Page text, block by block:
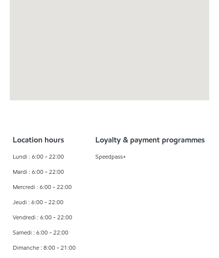
Location hours
Lundi : 6:00 - 22:00
Mardi : 6:00 - 22:00
Mercredi : 6:00 - 22:00
Jeudi : 6:00 - 22:00
Vendredi : 6:00 - 22:00
Samedi : 6:00 - 22:00
Dimanche : 8:00 - 21:00
Loyalty & payment programmes
Speedpass+